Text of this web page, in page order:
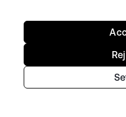
Compliance und das
Sie sich nicht allein auf
Okta übernimmt keinerlei
in Bezug auf diesen Inhalt